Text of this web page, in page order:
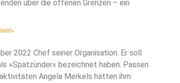
über die offenen Grenzen – ein
2022 Chef seiner Organisation. Er soll
»Spätzünder« bezeichnet haben. Passen
Angela Merkels hätten ihm